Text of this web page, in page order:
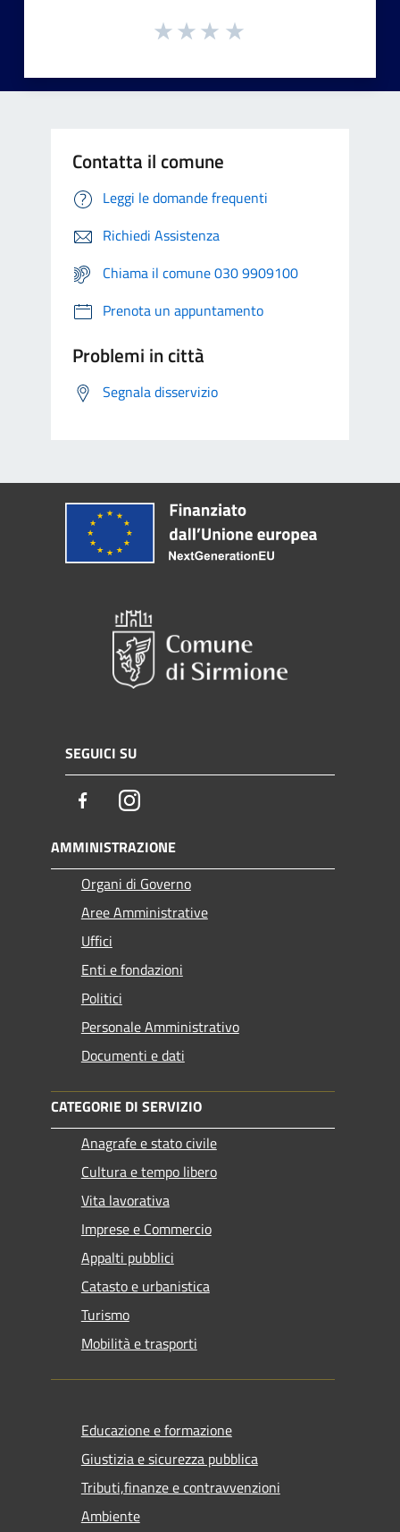
Contatta il comune
Leggi le domande frequenti
Richiedi Assistenza
Chiama il comune 030 9909100
Prenota un appuntamento
Problemi in città
Segnala disservizio
SEGUICI SU
FacebookInstagram
AMMINISTRAZIONE
Organi di Governo
Aree Amministrative
Uffici
Enti e fondazioni
Politici
Personale Amministrativo
Documenti e dati
CATEGORIE DI SERVIZIO
Anagrafe e stato civile
Cultura e tempo libero
Vita lavorativa
Imprese e Commercio
Appalti pubblici
Catasto e urbanistica
Turismo
Mobilità e trasporti
Educazione e formazione
Giustizia e sicurezza pubblica
Tributi,finanze e contravvenzioni
Ambiente